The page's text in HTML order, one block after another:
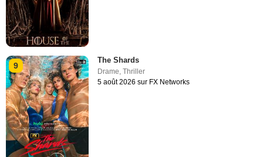
9
The Shards
Drame,Thriller
5 août 2026 sur FX Networks